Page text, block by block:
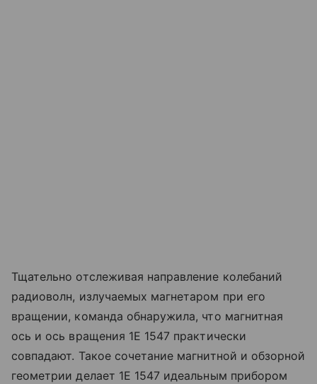
Тщательно отслеживая направление колебаний
радиоволн, излучаемых магнетаром при его
вращении, команда обнаружила, что магнитная
ось и ось вращения 1E 1547 практически
совпадают. Такое сочетание магнитной и обзорной
геометрии делает 1E 1547 идеальным прибором